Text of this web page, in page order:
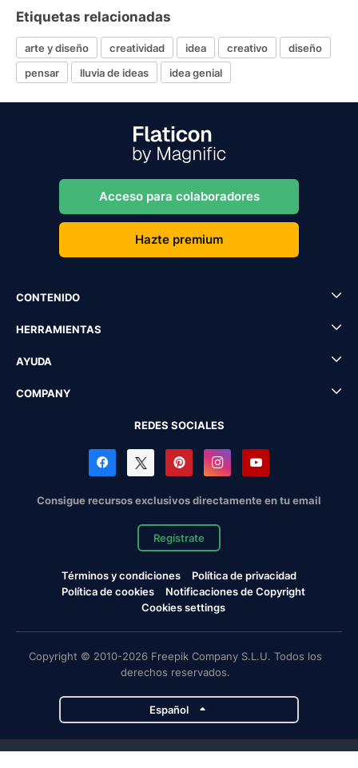
Etiquetas relacionadas
arte y diseño creatividad idea creativo
diseño
pensar
lluvia de ideas idea genial
Acceso para colaboradores
Hazte premium
CONTENIDO
HERRAMIENTAS
AYUDA
COMPANY
REDES SOCIALES
Consigue recursos exclusivos directamente en tu email
Regístrate
Términos y condiciones
Política de privacidad
Política de cookies
Notificaciones de Copyright
Cookies settings
Copyright © 2010-2026 Freepik Company S.L.U. Todos los
derechos reservados.
Español